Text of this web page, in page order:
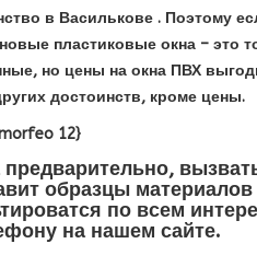
в Василькове . Поэтому
пластиковые окна – это
но цены на окна ПВХ
достоинств, кроме цены.
12}
образцы материалов
по всем
на нашем сайте.